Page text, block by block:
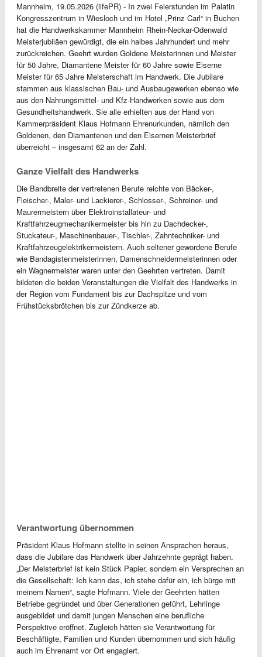
Mannheim, 19.05.2026 (lifePR) - In zwei Feierstunden im Palatin
Kongresszentrum in Wiesloch und im Hotel „Prinz Carl“ in Buchen
hat die Handwerkskammer Mannheim Rhein-Neckar-Odenwald
Meisterjubiläen gewürdigt, die ein halbes Jahrhundert und mehr
zurückreichen. Geehrt wurden Goldene Meisterinnen und Meister
für 50 Jahre, Diamantene Meister für 60 Jahre sowie Eiserne
Meister für 65 Jahre Meisterschaft im Handwerk. Die Jubilare
stammen aus klassischen Bau- und Ausbaugewerken ebenso wie
aus den Nahrungsmittel- und Kfz-Handwerken sowie aus dem
Gesundheitshandwerk. Sie alle erhielten aus der Hand von
Kammerpräsident Klaus Hofmann Ehrenurkunden, nämlich den
Goldenen, den Diamantenen und den Eisernen Meisterbrief
überreicht – insgesamt 62 an der Zahl.
Ganze Vielfalt des Handwerks
Die Bandbreite der vertretenen Berufe reichte von Bäcker-,
Fleischer-, Maler- und Lackierer-, Schlosser-, Schreiner- und
Maurermeistern über Elektroinstallateur- und
Kraftfahrzeugmechanikermeister bis hin zu Dachdecker-,
Stuckateur-, Maschinenbauer-, Tischler-, Zahntechniker- und
Kraftfahrzeugelektrikermeistern. Auch seltener gewordene Berufe
wie Bandagistenmeisterinnen, Damenschneidermeisterinnen oder
ein Wagnermeister waren unter den Geehrten vertreten. Damit
bildeten die beiden Veranstaltungen die Vielfalt des Handwerks in
der Region vom Fundament bis zur Dachspitze und vom
Frühstücksbrötchen bis zur Zündkerze ab.
Verantwortung übernommen
Präsident Klaus Hofmann stellte in seinen Ansprachen heraus,
dass die Jubilare das Handwerk über Jahrzehnte geprägt haben.
„Der Meisterbrief ist kein Stück Papier, sondern ein Versprechen an
die Gesellschaft: Ich kann das, ich stehe dafür ein, ich bürge mit
meinem Namen“, sagte Hofmann. Viele der Geehrten hätten
Betriebe gegründet und über Generationen geführt, Lehrlinge
ausgebildet und damit jungen Menschen eine berufliche
Perspektive eröffnet. Zugleich hätten sie Verantwortung für
Beschäftigte, Familien und Kunden übernommen und sich häufig
auch im Ehrenamt vor Ort engagiert.